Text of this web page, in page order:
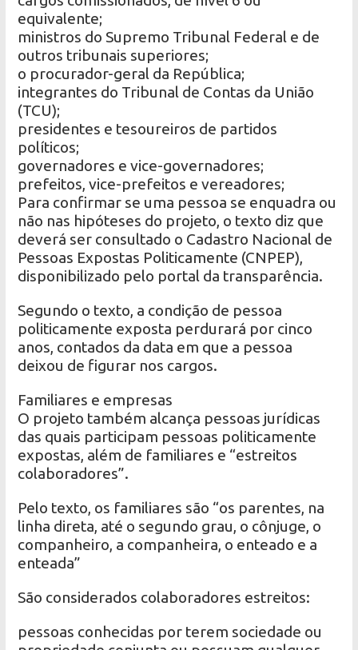
equivalente;
ministros do Supremo Tribunal Federal e de
outros tribunais superiores;
o procurador-geral da República;
integrantes do Tribunal de Contas da União
(TCU);
presidentes e tesoureiros de partidos
políticos;
governadores e vice-governadores;
prefeitos, vice-prefeitos e vereadores;
Para confirmar se uma pessoa se enquadra ou
não nas hipóteses do projeto, o texto diz que
deverá ser consultado o Cadastro Nacional de
Pessoas Expostas Politicamente (CNPEP),
disponibilizado pelo portal da transparência.
Segundo o texto, a condição de pessoa
politicamente exposta perdurará por cinco
anos, contados da data em que a pessoa
deixou de figurar nos cargos.
Familiares e empresas
O projeto também alcança pessoas jurídicas
das quais participam pessoas politicamente
expostas, além de familiares e “estreitos
colaboradores”.
Pelo texto, os familiares são “os parentes, na
linha direta, até o segundo grau, o cônjuge, o
companheiro, a companheira, o enteado e a
enteada”
São considerados colaboradores estreitos:
pessoas conhecidas por terem sociedade ou